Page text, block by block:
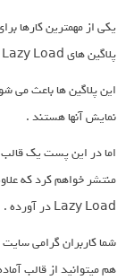
یکی از مهمترین کارها
پلاگین های Lazy Load در جی کوئری می باشد .
این پلاگین ها باعث می
نمایش آنها هستند .
اما در این پست یک
منتشر خواهم کرد که
Lazy Load در آورده .
شما کاربران گرامی سایت
هم میتوانید از قالب